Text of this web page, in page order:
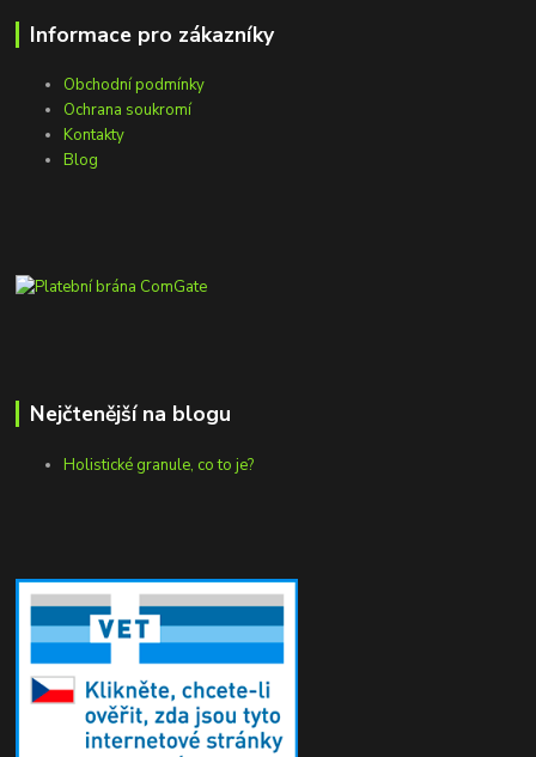
Informace pro zákazníky
Obchodní podmínky
Ochrana soukromí
Kontakty
Blog
Nejčtenější na blogu
Holistické granule, co to je?